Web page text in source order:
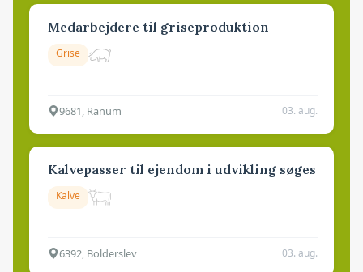
Medarbejdere til griseproduktion
Grise
9681, Ranum 03. aug.
Kalvepasser til ejendom i udvikling søges
Kalve
6392, Bolderslev 03. aug.